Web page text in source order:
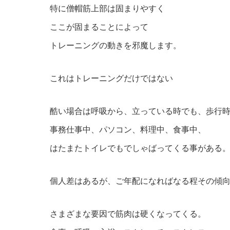
特に僧帽筋上部は固まりやすく
ここが固まることによって
トレーニングの動きを邪魔します。
これはトレーニングだけではない
酷い場合は呼吸から、立っている時でも、歩行時
事務仕事中、パソコン、料理中、食事中、
はたまたトイレでもでしゃばってくる事がある。
個人差はあるが、ご年配になればなる程その傾向
さまざまな要因で筋肉は硬くなってくる。